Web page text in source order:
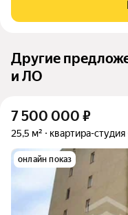
уединённости, а
Другие
и ЛО
7 500 000 ₽
25,5 м² квартира-студия
онлайн показ